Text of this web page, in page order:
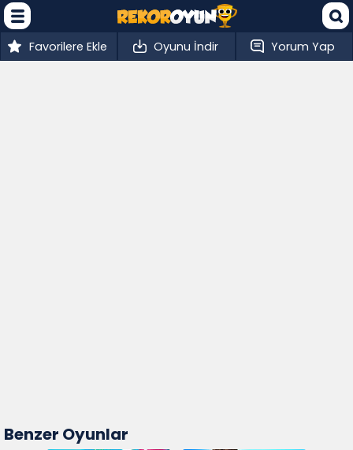
Favorilere Ekle Oyunu İndir Yorum Yap
Benzer Oyunlar